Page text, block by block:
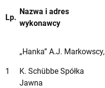
Lp.
Nazwa i adres
wykonawcy
1
„Hanka” A.J. Markowscy,
K. Schübbe Spółka
Jawna